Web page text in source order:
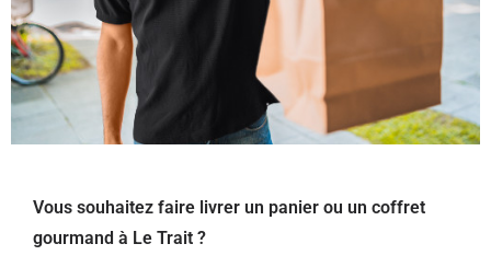
Vous souhaitez faire livrer un panier ou un coffret
gourmand à Le Trait ?